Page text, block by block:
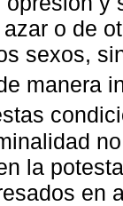
o de
sexos,
manera
la
en